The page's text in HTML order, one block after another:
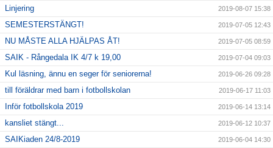
Linjering 2019-08-07 15:38
SEMESTERSTÄNGT! 2019-07-05 12:43
NU MÅSTE ALLA HJÄLPAS ÅT! 2019-07-05 08:59
SAIK - Rångedala IK 4/7 k 19,00 2019-07-04 09:03
Kul läsning, ännu en seger för seniorerna! 2019-06-26 09:28
till föräldrar med barn i fotbollskolan 2019-06-17 11:03
Inför fotbollskola 2019 2019-06-14 13:14
kansliet stängt... 2019-06-12 10:37
SAIKiaden 24/8-2019 2019-06-04 14:30